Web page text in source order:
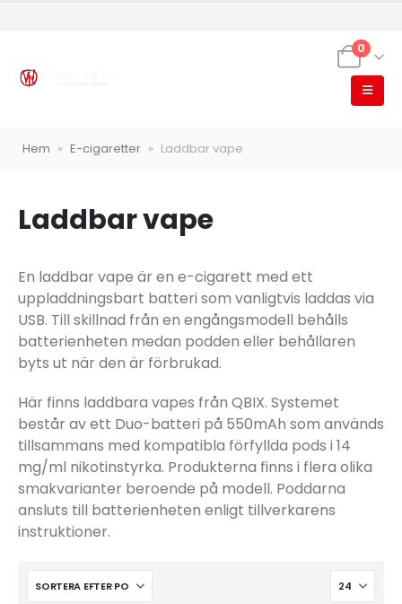
0
Hem » E-cigaretter » Laddbar vape
Laddbar vape
En laddbar vape är en e-cigarett med ett
uppladdningsbart batteri som vanligtvis laddas via
USB. Till skillnad från en engångsmodell behålls
batterienheten medan podden eller behållaren
byts ut när den är förbrukad.
Här finns laddbara vapes från QBIX. Systemet
består av ett Duo-batteri på 550mAh som används
tillsammans med kompatibla förfyllda pods i 14
mg/ml nikotinstyrka. Produkterna finns i flera olika
smakvarianter beroende på modell. Poddarna
ansluts till batterienheten enligt tillverkarens
instruktioner.
Vapes, e-cigg & vitsnus
Röstläge
Populära engångsvapes Hjälp mig välja Vitsnus
Leverans & frakt